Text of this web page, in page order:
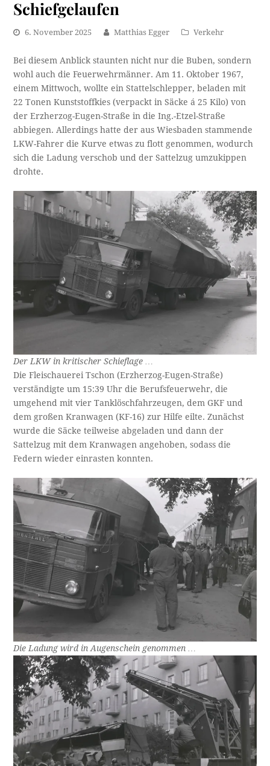
Schiefgelaufen
6. November 2025 Matthias Egger Verkehr
Bei diesem Anblick staunten nicht nur die Buben, sondern
wohl auch die Feuerwehrmänner. Am 11. Oktober 1967,
einem Mittwoch, wollte ein Stattelschlepper, beladen mit
22 Tonen Kunststoffkies (verpackt in Säcke á 25 Kilo) von
der Erzherzog-Eugen-Straße in die Ing.-Etzel-Straße
abbiegen. Allerdings hatte der aus Wiesbaden stammende
LKW-Fahrer die Kurve etwas zu flott genommen, wodurch
sich die Ladung verschob und der Sattelzug umzukippen
drohte.
Der LKW in kritischer Schieflage …
Die Fleischauerei Tschon (Erzherzog-Eugen-Straße)
verständigte um 15:39 Uhr die Berufsfeuerwehr, die
umgehend mit vier Tanklöschfahrzeugen, dem GKF und
dem großen Kranwagen (KF-16) zur Hilfe eilte. Zunächst
wurde die Säcke teilweise abgeladen und dann der
Sattelzug mit dem Kranwagen angehoben, sodass die
Federn wieder einrasten konnten.
Die Ladung wird in Augenschein genommen …